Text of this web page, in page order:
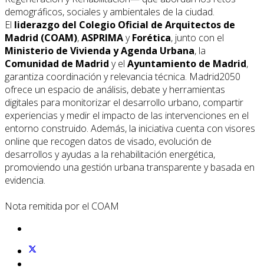
demográficos, sociales y ambientales de la ciudad.
El liderazgo del Colegio Oficial de Arquitectos de
Madrid (COAM),ASPRIMAyForética, junto con el
Ministerio de Vivienda y Agenda Urbana, la
Comunidad de Madrid y el Ayuntamiento de Madrid,
garantiza coordinación y relevancia técnica. Madrid2050
ofrece un espacio de análisis, debate y herramientas
digitales para monitorizar el desarrollo urbano, compartir
experiencias y medir el impacto de las intervenciones en el
entorno construido. Además, la iniciativa cuenta con visores
online que recogen datos de visado, evolución de
desarrollos y ayudas a la rehabilitación energética,
promoviendo una gestión urbana transparente y basada en
evidencia.
Nota remitida por el COAM